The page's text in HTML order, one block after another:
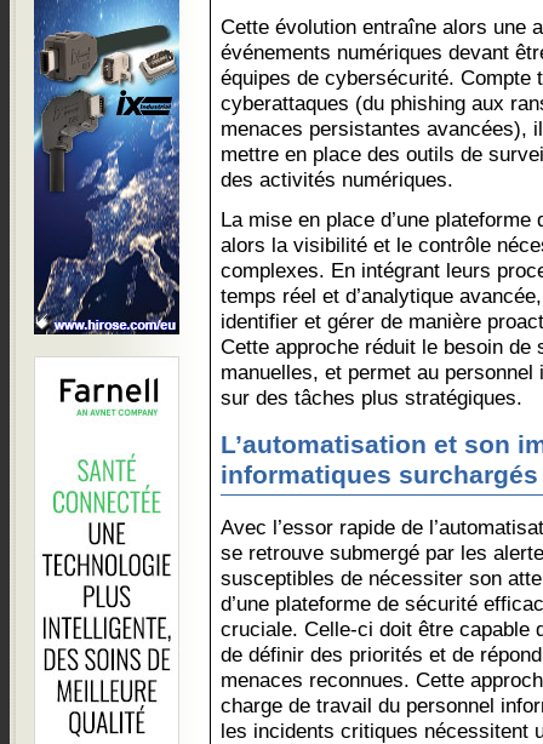
Cette évolution entraîne alors une
événements numériques devant
équipes de cybersécurité. Compte
cyberattaques (du phishing aux
menaces persistantes avancées),
mettre en place des outils de
des activités numériques.
La mise en place d’une
alors la visibilité et le contrôle
complexes. En intégrant leurs
temps réel et d’analytique
identifier et gérer de manière
Cette approche réduit le besoin de
manuelles, et permet au
sur des tâches plus stratégiques.
L’automatisation et son
informatiques surchargés
Avec l’essor rapide de
se retrouve submergé par les
susceptibles de nécessiter son
d’une plateforme de sécurité
cruciale. Celle-ci doit être capable
de définir des priorités et de
menaces reconnues. Cette
charge de travail du personnel
les incidents critiques nécessitent